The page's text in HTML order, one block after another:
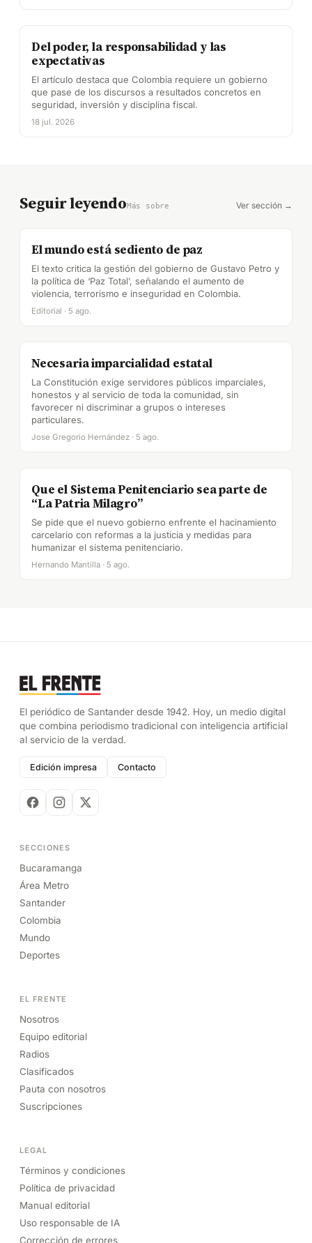
Del poder, la responsabilidad y las
expectativas
El artículo destaca que Colombia requiere un gobierno
que pase de los discursos a resultados concretos en
seguridad, inversión y disciplina fiscal.
18 jul. 2026
Seguir leyendoMás sobre Ver sección →
El mundo está sediento de paz
El texto critica la gestión del gobierno de Gustavo Petro y
la política de ‘Paz Total’, señalando el aumento de
violencia, terrorismo e inseguridad en Colombia.
Editorial · 5 ago.
Necesaria imparcialidad estatal
La Constitución exige servidores públicos imparciales,
honestos y al servicio de toda la comunidad, sin
favorecer ni discriminar a grupos o intereses
particulares.
Jose Gregorio Hernández · 5 ago.
Que el Sistema Penitenciario sea parte de
“La Patria Milagro”
Se pide que el nuevo gobierno enfrente el hacinamiento
carcelario con reformas a la justicia y medidas para
humanizar el sistema penitenciario.
Hernando Mantilla · 5 ago.
El periódico de Santander desde 1942. Hoy, un medio digital
que combina periodismo tradicional con inteligencia artificial
al servicio de la verdad.
Edición impresa Contacto
SECCIONES
Bucaramanga
Área Metro
Santander
Colombia
Mundo
Deportes
EL FRENTE
Nosotros
Equipo editorial
Radios
Clasificados
Pauta con nosotros
Suscripciones
LEGAL
Términos y condiciones
Política de privacidad
Manual editorial
Uso responsable de IA
Corrección de errores